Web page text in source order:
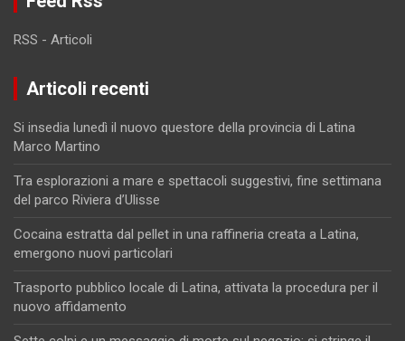
RSS - Articoli
Articoli recenti
Si insedia lunedì il nuovo questore della provincia di Latina
Marco Martino
Tra esplorazioni a mare e spettacoli suggestivi, fine settimana
del parco Riviera d’Ulisse
Cocaina estratta dal pellet in una raffineria creata a Latina,
emergono nuovi particolari
Trasporto pubblico locale di Latina, attivata la procedura per il
nuovo affidamento